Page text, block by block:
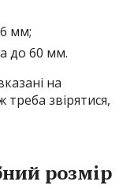
мм;
до 60 мм.
на
звірятися,
розмір